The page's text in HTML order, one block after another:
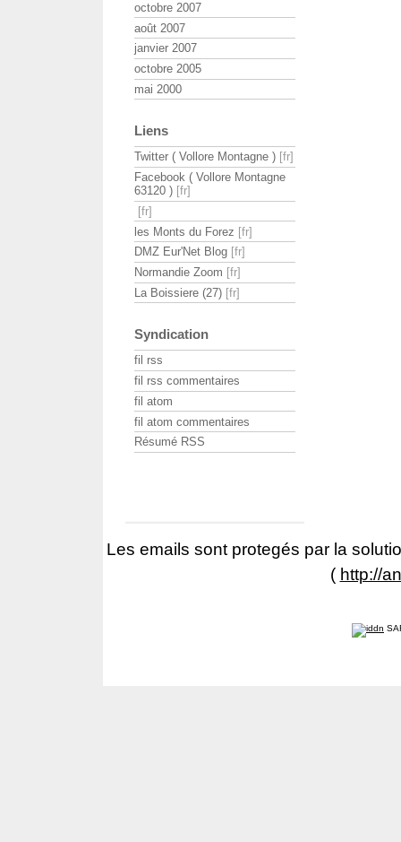
octobre 2007
août 2007
janvier 2007
octobre 2005
mai 2000
Liens
Twitter ( Vollore Montagne )
Facebook ( Vollore Montagne
63120 )
les Monts du Forez
DMZ Eur'Net Blog
Normandie Zoom
La Boissiere (27)
Syndication
fil rss
fil rss commentaires
fil atom
fil atom commentaires
Résumé RSS
Les emails sont protegés par la
( http://